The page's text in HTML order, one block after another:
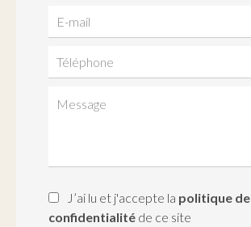
J’ai lu et j'accepte la politique de
confidentialité de ce site